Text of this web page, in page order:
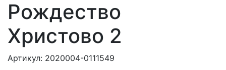
Рождество
Христово 2
Артикул: 2020004-0111549